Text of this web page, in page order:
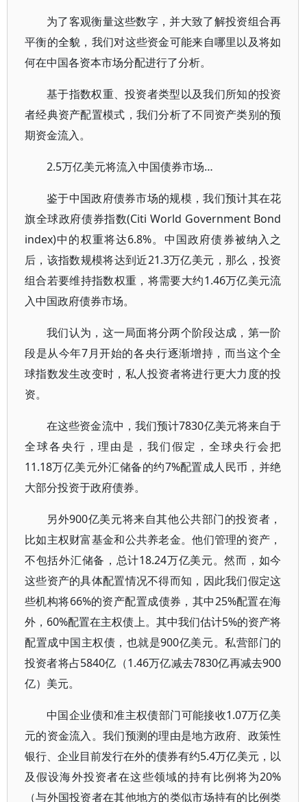
为了客观衡量这些数字，并大致了解投资组合再
平衡的全貌，我们对这些资金可能来自哪里以及将如
何在中国各资本市场分配进行了分析。
基于指数权重、投资者类型以及我们所知的投资
者经典资产配置模式，我们分析了不同资产类别的预
期资金流入。
2.5万亿美元将流入中国债券市场…
鉴于中国政府债券市场的规模，我们预计其在花
旗全球政府债券指数(Citi World Government Bond
index)中的权重将达6.8%。中国政府债券被纳入之
后，该指数规模将达到近21.3万亿美元，那么，投资
组合若要维持指数权重，将需要大约1.46万亿美元流
入中国政府债券市场。
我们认为，这一局面将分两个阶段达成，第一阶
段是从今年7月开始的各央行逐渐增持，而当这个全
球指数发生改变时，私人投资者将进行更大力度的投
资。
在这些资金流中，我们预计7830亿美元将来自于
全球各央行，理由是，我们假定，全球央行会把
11.18万亿美元外汇储备的约7%配置成人民币，并绝
大部分投资于政府债券。
另外900亿美元将来自其他公共部门的投资者，
比如主权财富基金和公共养老金。他们管理的资产，
不包括外汇储备，总计18.24万亿美元。然而，如今
这些资产的具体配置情况不得而知，因此我们假定这
些机构将66%的资产配置成债券，其中25%配置在海
外，60%配置在主权债上。其中我们估计5%的资产将
配置成中国主权债，也就是900亿美元。私营部门的
投资者将占5840亿（1.46万亿减去7830亿再减去900
亿）美元。
中国企业债和准主权债部门可能接收1.07万亿美
元的资金流入。我们预测的理由是地方政府、政策性
银行、企业目前发行在外的债券有约5.4万亿美元，以
及假设海外投资者在这些领域的持有比例将为20%
（与外国投资者在其他地方的类似市场持有的比例类